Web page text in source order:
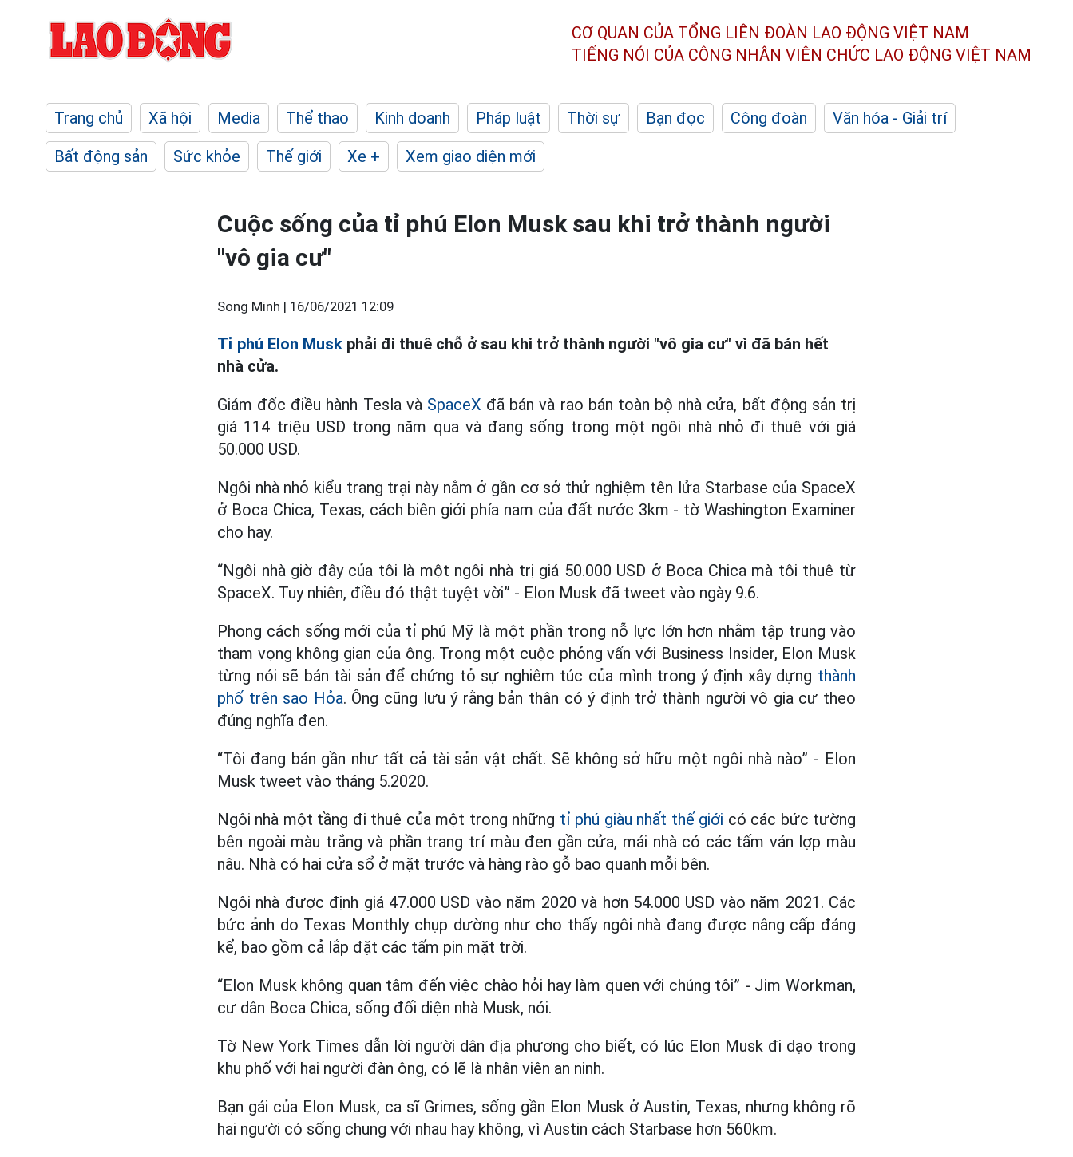
CƠ QUAN CỦA TỔNG LIÊN ĐOÀN LAO ĐỘNG VIỆT NAM
TIẾNG NÓI CỦA CÔNG NHÂN VIÊN CHỨC LAO ĐỘNG VIỆT NAM
Trang chủ Xã hội Media Thể thao Kinh doanh Pháp luật Thời sự Bạn đọc Công đoàn
Văn hóa - Giải trí
Bất động sản
Sức khỏe Thế giới Xe + Xem giao diện mới
Cuộc sống của tỉ phú Elon Musk sau khi trở thành người
"vô gia cư"
Song Minh | 16/06/2021 12:09
Tỉ phú Elon Musk phải đi thuê chỗ ở sau khi trở thành người "vô gia cư" vì đã bán hết
nhà cửa.
Giám đốc điều hành Tesla và SpaceX đã bán và rao bán toàn bộ nhà cửa, bất động sản trị
giá 114 triệu USD trong năm qua và đang sống trong một ngôi nhà nhỏ đi thuê với giá
50.000 USD.
Ngôi nhà nhỏ kiểu trang trại này nằm ở gần cơ sở thử nghiệm tên lửa Starbase của SpaceX
ở Boca Chica, Texas, cách biên giới phía nam của đất nước 3km - tờ Washington Examiner
cho hay.
“Ngôi nhà giờ đây của tôi là một ngôi nhà trị giá 50.000 USD ở Boca Chica mà tôi thuê từ
SpaceX. Tuy nhiên, điều đó thật tuyệt vời” - Elon Musk đã tweet vào ngày 9.6.
Phong cách sống mới của tỉ phú Mỹ là một phần trong nỗ lực lớn hơn nhằm tập trung vào
tham vọng không gian của ông. Trong một cuộc phỏng vấn với Business Insider, Elon Musk
từng nói sẽ bán tài sản để chứng tỏ sự nghiêm túc của mình trong ý định xây dựng thành
phố trên sao Hỏa. Ông cũng lưu ý rằng bản thân có ý định trở thành người vô gia cư theo
đúng nghĩa đen.
“Tôi đang bán gần như tất cả tài sản vật chất. Sẽ không sở hữu một ngôi nhà nào” - Elon
Musk tweet vào tháng 5.2020.
Ngôi nhà một tầng đi thuê của một trong những tỉ phú giàu nhất thế giới có các bức tường
bên ngoài màu trắng và phần trang trí màu đen gần cửa, mái nhà có các tấm ván lợp màu
nâu. Nhà có hai cửa sổ ở mặt trước và hàng rào gỗ bao quanh mỗi bên.
Ngôi nhà được định giá 47.000 USD vào năm 2020 và hơn 54.000 USD vào năm 2021. Các
bức ảnh do Texas Monthly chụp dường như cho thấy ngôi nhà đang được nâng cấp đáng
kể, bao gồm cả lắp đặt các tấm pin mặt trời.
“Elon Musk không quan tâm đến việc chào hỏi hay làm quen với chúng tôi” - Jim Workman,
cư dân Boca Chica, sống đối diện nhà Musk, nói.
Tờ New York Times dẫn lời người dân địa phương cho biết, có lúc Elon Musk đi dạo trong
khu phố với hai người đàn ông, có lẽ là nhân viên an ninh.
Bạn gái của Elon Musk, ca sĩ Grimes, sống gần Elon Musk ở Austin, Texas, nhưng không rõ
hai người có sống chung với nhau hay không, vì Austin cách Starbase hơn 560km.